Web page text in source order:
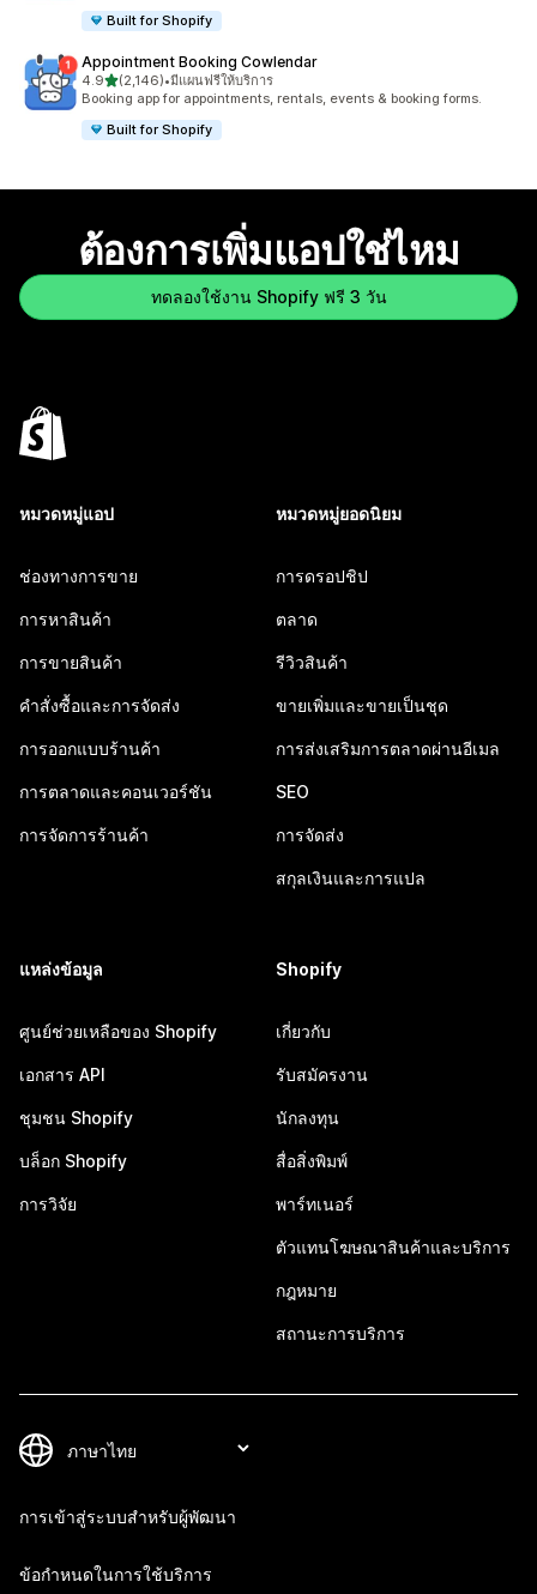
Built for Shopify
Appointment Booking Cowlendar
4.9เต็ม 5 ดาว
(2,146)
ทั้งหมด 2146 รีวิว
•มีแผนฟรีให้บริการ
Booking app for appointments, rentals, events & booking forms.
Built for Shopify
ต้องการเพิ่มแอปใช่ไหม
ทดลองใช้งาน Shopify ฟรี 3 วัน
หมวดหมู่แอป
ช่องทางการขาย
การหาสินค้า
การขายสินค้า
คำสั่งซื้อและการจัดส่ง
การออกแบบร้านค้า
การตลาดและคอนเวอร์ชัน
การจัดการร้านค้า
หมวดหมู่ยอดนิยม
การดรอปชิป
ตลาด
รีวิวสินค้า
ขายเพิ่มและขายเป็นชุด
การส่งเสริมการตลาดผ่านอีเมล
SEO
การจัดส่ง
สกุลเงินและการแปล
แหล่งข้อมูล
ศูนย์ช่วยเหลือของ Shopify
เอกสาร API
ชุมชน Shopify
บล็อก Shopify
การวิจัย
Shopify
เกี่ยวกับ
รับสมัครงาน
นักลงทุน
สื่อสิ่งพิมพ์
พาร์ทเนอร์
ตัวแทนโฆษณาสินค้าและบริการ
กฎหมาย
สถานะการบริการ
การเข้าสู่ระบบสำหรับผู้พัฒนา
ข้อกำหนดในการใช้บริการ